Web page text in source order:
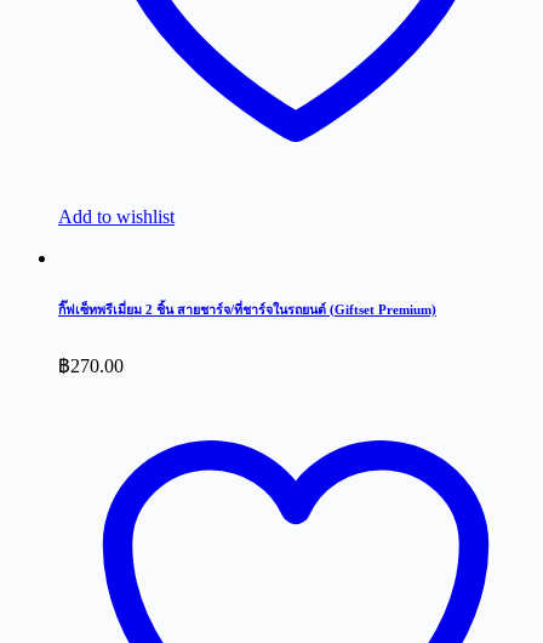
Add to wishlist
กิ๊ฟเซ็ทพรีเมี่ยม 2 ชิ้น สายชาร์จ/ที่ชาร์จในรถยนต์ (Giftset Premium)
฿270.00